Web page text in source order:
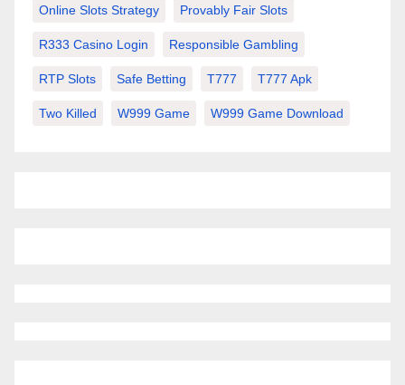
Online Slots Strategy Provably Fair Slots
R333 Casino Login Responsible Gambling
RTP Slots Safe Betting T777 T777 Apk
Two Killed W999 Game W999 Game Download